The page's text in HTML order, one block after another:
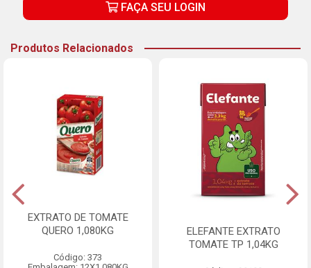
FAÇA SEU LOGIN
Produtos Relacionados
EXTRATO DE TOMATE
QUERO 1,080KG
Código: 373
ELEFANTE EXTRATO
TOMATE TP 1,04KG